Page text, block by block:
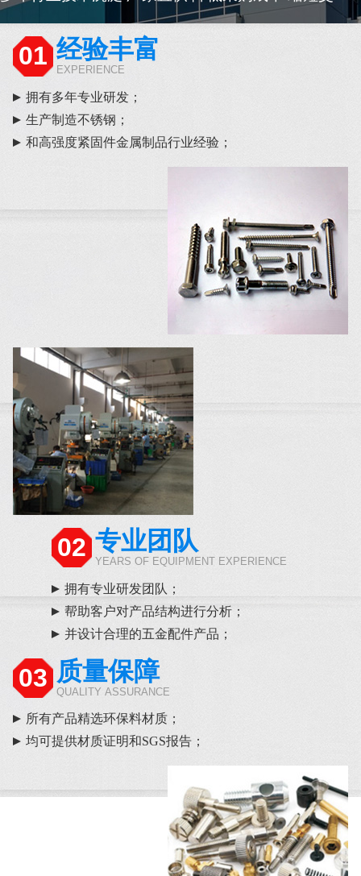
01 经验丰富
EXPERIENCE
拥有多年专业研发；
生产制造不锈钢；
和高强度紧固件金属制品行业经验；
02 专业团队
YEARS OF EQUIPMENT EXPERIENCE
拥有专业研发团队；
帮助客户对产品结构进行分析；
并设计合理的五金配件产品；
03 质量保障
QUALITY ASSURANCE
所有产品精选环保料材质；
均可提供材质证明和SGS报告；